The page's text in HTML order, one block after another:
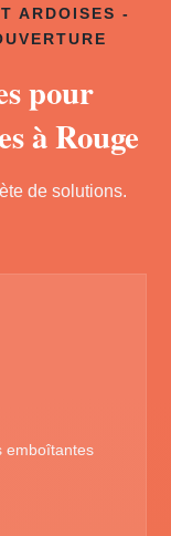
ARDOISES -
pour
à Rouge
de solutions.
emboîtantes